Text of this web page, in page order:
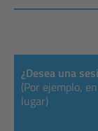
¿Desea una
(Por ejemplo,
lugar)